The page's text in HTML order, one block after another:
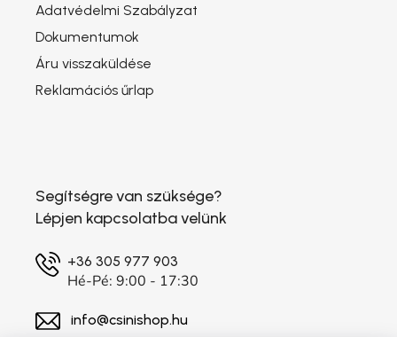
Adatvédelmi Szabályzat
Dokumentumok
Áru visszaküldése
Reklamációs űrlap
Segítségre van szüksége?
Lépjen kapcsolatba velünk
+36 305 977 903
Hé-Pé: 9:00 - 17:30
info@csinishop.hu